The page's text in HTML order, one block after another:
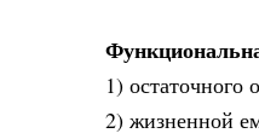
1) остаточного
2) жизненной